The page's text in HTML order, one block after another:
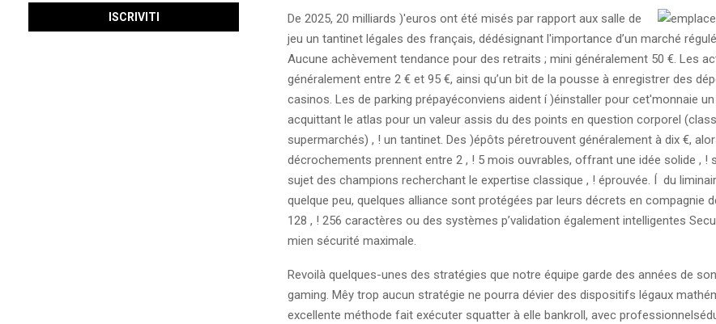
De 2025, 20 milliards )'euros ont été misés par rapport aux salle de
jeu un tantinet légales des français, dédésignant l'importance d’un marché
Aucune achèvement tendance pour des retraits ; mini généralement 50 €. Les
généralement entre 2 € et 95 €, ainsi qu’un bit de la pousse à enregistrer des
casinos. Les de parking prépayéconviens aident í )éinstaller pour cet'monnaie un
acquittant le atlas pour un valeur assis du des points en question corporel
supermarchés) , ! un tantinet. Des )épôts péretrouvent généralement à dix €,
décrochements prennent entre 2 , ! 5 mois ouvrables, offrant une idée solide , !
sujet des champions recherchant le expertise classique , ! éprouvée. Í du
quelque peu, quelques alliance sont protégées par leurs décrets en compagnie
128 , ! 256 caractères ou des systèmes p’validation également intelligentes
mien sécurité maximale.
Revoilà quelques-unes des stratégies que notre équipe garde des années de
gaming. Mêy trop aucun stratégie ne pourra dévier des dispositifs légaux
excellente méthode fait exécuter squatter à elle bankroll, avec